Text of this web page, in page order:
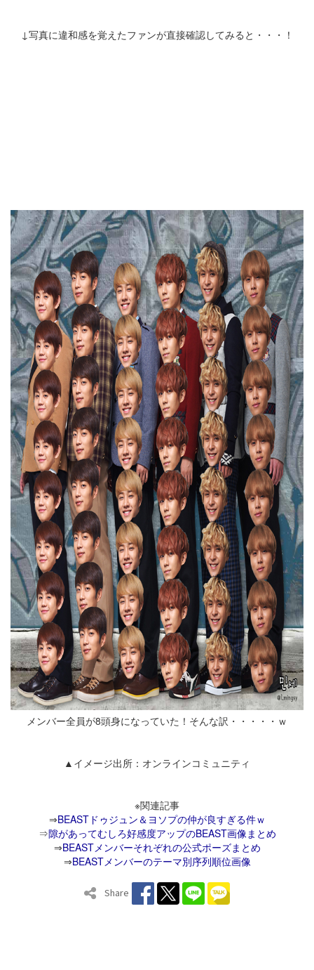
↓写真に違和感を覚えたファンが直接確認してみると・・・！
メンバー全員が8頭身になっていた！そんな訳・・・・・ｗ
▲イメージ出所：オンラインコミュニティ
※関連記事
⇒BEASTドゥジュン＆ヨソプの仲が良すぎる件ｗ
⇒隙があってむしろ好感度アップのBEAST画像まとめ
⇒BEASTメンバーそれぞれの公式ポーズまとめ
⇒BEASTメンバーのテーマ別序列順位画像
Share